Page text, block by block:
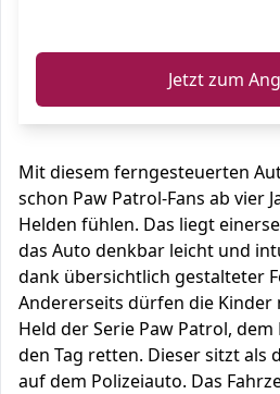
Jetzt zum
Mit diesem ferngesteuerten
schon Paw Patrol-Fans ab vier
Helden fühlen. Das liegt
das Auto denkbar leicht und
dank übersichtlich gestalteter
Andererseits dürfen die Kinder
Held der Serie Paw Patrol, dem
den Tag retten. Dieser sitzt als
auf dem Polizeiauto. Das